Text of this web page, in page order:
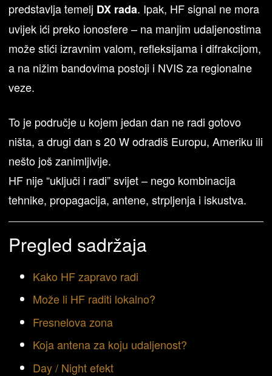
predstavlja temelj DX rada. Ipak, HF signal ne mora
uvijek ići preko ionosfere – na manjim udaljenostima
može stići izravnim valom, refleksijama i difrakcijom,
a na nižim bandovima postoji i NVIS za regionalne
veze.
To je područje u kojem jedan dan ne radi gotovo
ništa, a drugi dan s 20 W odradiš Europu, Ameriku ili
nešto još zanimljivije.
HF nije “uključi i radi” svijet – nego kombinacija
tehnike, propagacija, antene, strpljenja i iskustva.
Pregled sadržaja
Kako HF zapravo radi
Može li HF raditi lokalno?
Fresnelova zona
Koja antena za koju udaljenost?
Day / Night efekt